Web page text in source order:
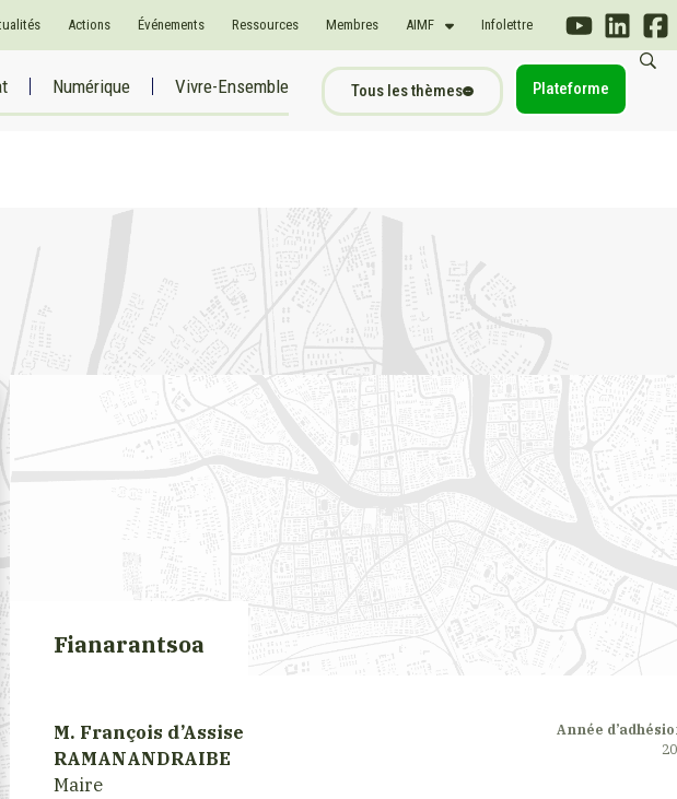
Actions Événements Ressources Membres AIMF Infolettre
Numérique Vivre-Ensemble Tous les thèmes Plateforme
Fianarantsoa
M. François d’Assise
RAMANANDRAIBE
Maire
Année